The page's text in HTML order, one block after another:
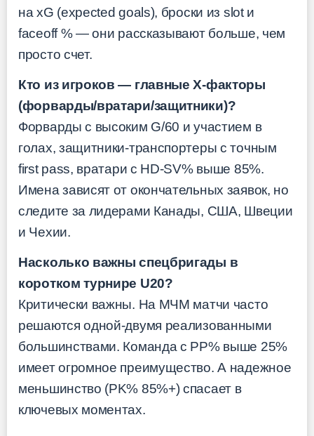
на xG (expected goals), броски из slot и
faceoff % — они рассказывают больше, чем
просто счет.
Кто из игроков — главные X-факторы
(форварды/вратари/защитники)?
Форварды с высоким G/60 и участием в
голах, защитники-транспортеры с точным
first pass, вратари с HD-SV% выше 85%.
Имена зависят от окончательных заявок, но
следите за лидерами Канады, США, Швеции
и Чехии.
Насколько важны спецбригады в
коротком турнире U20?
Критически важны. На МЧМ матчи часто
решаются одной-двумя реализованными
большинствами. Команда с PP% выше 25%
имеет огромное преимущество. А надежное
меньшинство (PK% 85%+) спасает в
ключевых моментах.